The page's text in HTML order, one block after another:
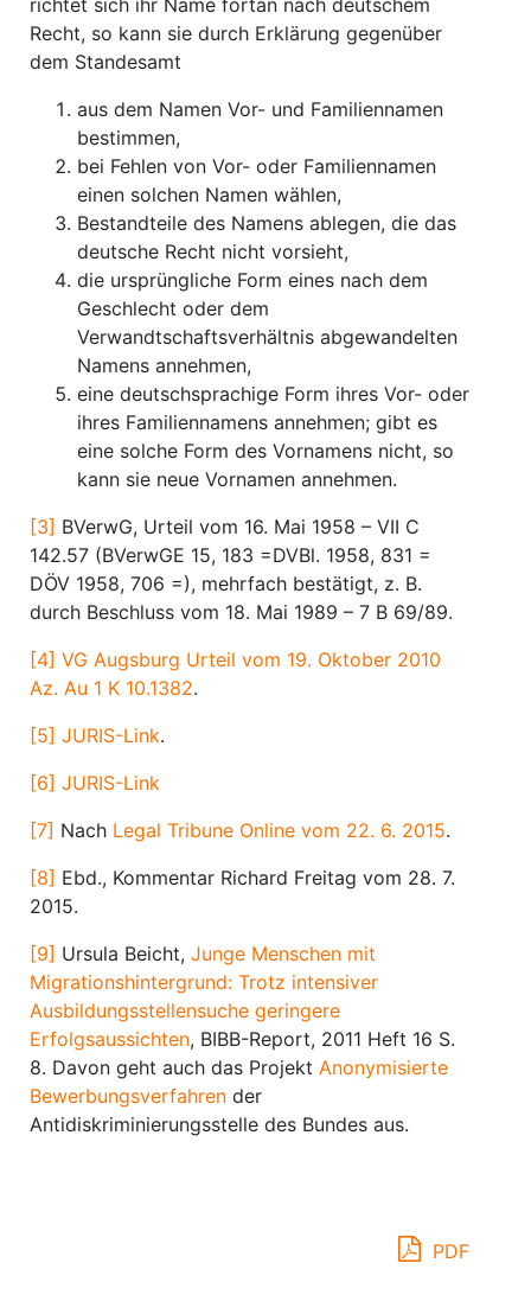
richtet sich ihr Name fortan nach deutschem
Recht, so kann sie durch Erklärung gegenüber
dem Standesamt
aus dem Namen Vor- und Familiennamen
bestimmen,
bei Fehlen von Vor- oder Familiennamen
einen solchen Namen wählen,
Bestandteile des Namens ablegen, die das
deutsche Recht nicht vorsieht,
die ursprüngliche Form eines nach dem
Geschlecht oder dem
Verwandtschaftsverhältnis abgewandelten
Namens annehmen,
eine deutschsprachige Form ihres Vor- oder
ihres Familiennamens annehmen; gibt es
eine solche Form des Vornamens nicht, so
kann sie neue Vornamen annehmen.
[3] BVerwG, Urteil vom 16. Mai 1958 – VII C
142.57 (BVerwGE 15, 183 =DVBl. 1958, 831 =
DÖV 1958, 706 =), mehrfach bestätigt, z. B.
durch Beschluss vom 18. Mai 1989 – 7 B 69/89.
[4] VG Augsburg Urteil vom 19. Oktober 2010
Az. Au 1 K 10.1382.
[5] JURIS-Link.
[6] JURIS-Link
[7] Nach Legal Tribune Online vom 22. 6. 2015.
[8] Ebd., Kommentar Richard Freitag vom 28. 7.
2015.
[9] Ursula Beicht, Junge Menschen mit
Migrationshintergrund: Trotz intensiver
Ausbildungsstellensuche geringere
Erfolgsaussichten, BIBB-Report, 2011 Heft 16 S.
8. Davon geht auch das Projekt Anonymisierte
Bewerbungsverfahren der
Antidiskriminierungsstelle des Bundes aus.
PDF